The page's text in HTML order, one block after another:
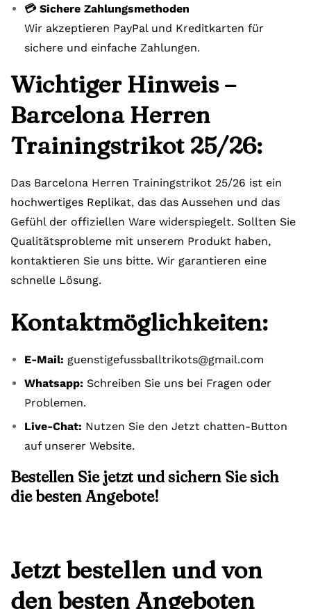
💳 Sichere Zahlungsmethoden
Wir akzeptieren PayPal und Kreditkarten für
sichere und einfache Zahlungen.
Wichtiger Hinweis –
Barcelona Herren
Trainingstrikot 25/26:
Das Barcelona Herren Trainingstrikot 25/26 ist ein
hochwertiges Replikat, das das Aussehen und das
Gefühl der offiziellen Ware widerspiegelt. Sollten Sie
Qualitätsprobleme mit unserem Produkt haben,
kontaktieren Sie uns bitte. Wir garantieren eine
schnelle Lösung.
Kontaktmöglichkeiten:
E-Mail: guenstigefussballtrikots@gmail.com
Whatsapp: Schreiben Sie uns bei Fragen oder
Problemen.
Live-Chat: Nutzen Sie den Jetzt chatten-Button
auf unserer Website.
Bestellen Sie jetzt und sichern Sie sich
die besten Angebote!
Jetzt bestellen und von
den besten Angeboten